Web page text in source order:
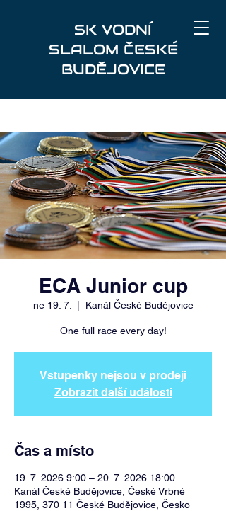
SK VODNÍ
SLALOM ČESKÉ
BUDĚJOVICE
ECA Junior cup
ne 19. 7. Kanál České Budějovice
One full race every day!
Vstupenky nejsou v prodeji
Zobrazit další události
Čas a místo
19. 7. 2026 9:00 – 20. 7. 2026 18:00
Kanál České Budějovice, České Vrbné
1995, 370 11 České Budějovice, Česko